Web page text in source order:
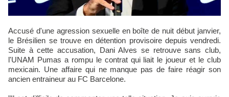
Accusé d'une agression sexuelle en boîte de nuit début janvier,
le Brésilien se trouve en détention provisoire depuis vendredi.
Suite à cette accusation, Dani Alves se retrouve sans club,
l'UNAM Pumas a rompu le contrat qui liait le joueur et le club
mexicain. Une affaire qui ne manque pas de faire réagir son
ancien entraineur au FC Barcelone.